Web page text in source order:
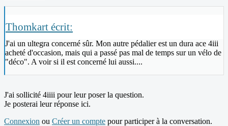
Thomkart écrit:
J'ai un ultegra concerné sûr. Mon autre pédalier est un dura ace 4iii
acheté d'occasion, mais qui a passé pas mal de temps sur un vélo de
"déco". A voir si il est concerné lui aussi....
J'ai sollicité 4iiii pour leur poser la question.
Je posterai leur réponse ici.
Connexion ou Créer un compte pour participer à la conversation.